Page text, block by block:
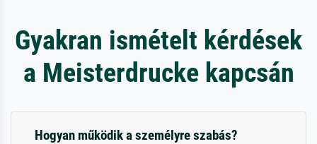
Gyakran ismételt kérdések
a Meisterdrucke kapcsán
Hogyan működik a személyre szabás?